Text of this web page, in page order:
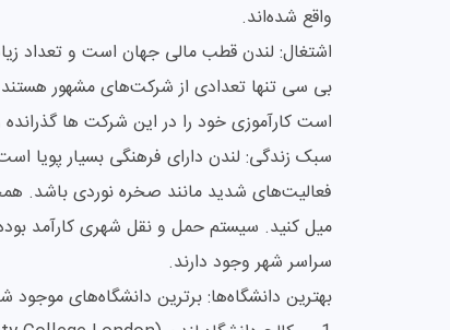
واقع شده‌‌‌اند.
بی سی تنها تعدادی از شرکت‌های مشهور هستند
است کارآموزی خود را در این شرکت ها
سبک زندگی: لندن دارای فرهنگی بسیار پویا
میل کنید. سیستم حمل و نقل شهری کارآمد
سراسر شهر وجود دارند.
بهترین دانشگاه‌ها: برترین دانشگاه‌های موجود